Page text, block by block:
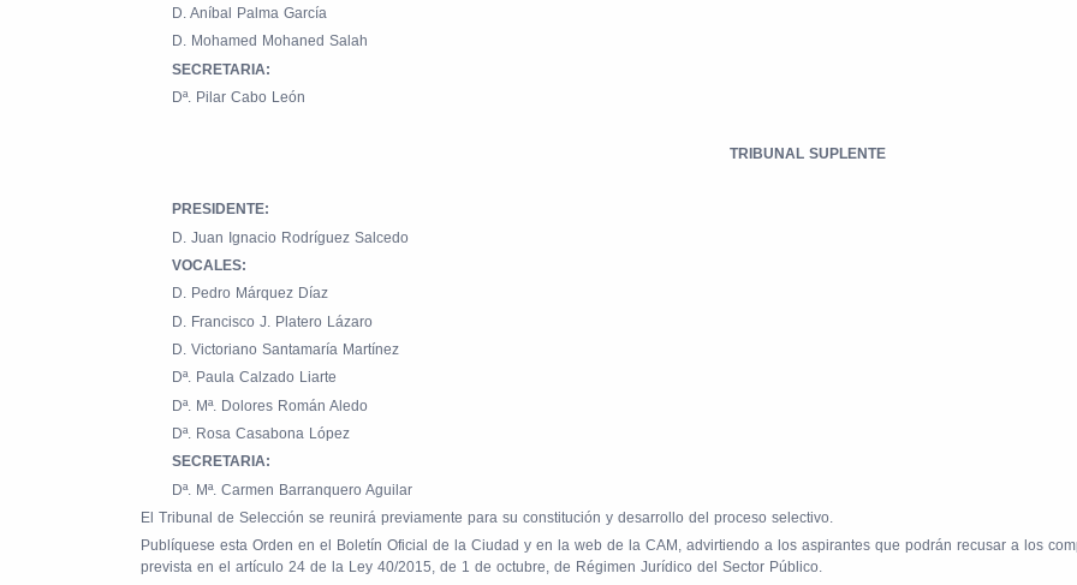
D. Aníbal Palma García
D. Mohamed Mohaned Salah
SECRETARIA:
Dª. Pilar Cabo León
TRIBUNAL SUPLENTE
PRESIDENTE:
D. Juan Ignacio Rodríguez Salcedo
VOCALES:
D. Pedro Márquez Díaz
D. Francisco J. Platero Lázaro
D. Victoriano Santamaría Martínez
Dª. Paula Calzado Liarte
Dª. Mª. Dolores Román Aledo
Dª. Rosa Casabona López
SECRETARIA:
Dª. Mª. Carmen Barranquero Aguilar
El Tribunal de Selección se reunirá previamente para su constitución y desarrollo del proceso selectivo.
Publíquese esta Orden en el Boletín Oficial de la Ciudad y en la web de la CAM, advirtiendo a los aspirantes que podrán recusar a los
prevista en el artículo 24 de la Ley 40/2015, de 1 de octubre, de Régimen Jurídico del Sector Público.